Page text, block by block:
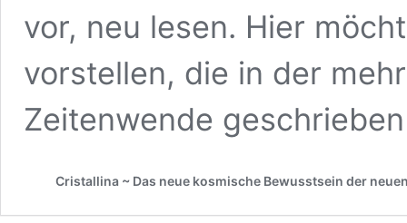
vor, neu lesen. Hier
vorstellen, die in der
Zeitenwende
Cristallina ~ Das neue kosmische Bewusstsein der